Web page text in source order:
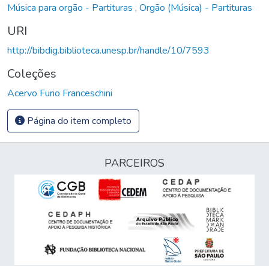
Música para orgão - Partituras , Orgão (Música) - Partituras
URI
http://bibdig.biblioteca.unesp.br/handle/10/7593
Coleções
Acervo Furio Franceschini
Página do item completo
PARCEIROS